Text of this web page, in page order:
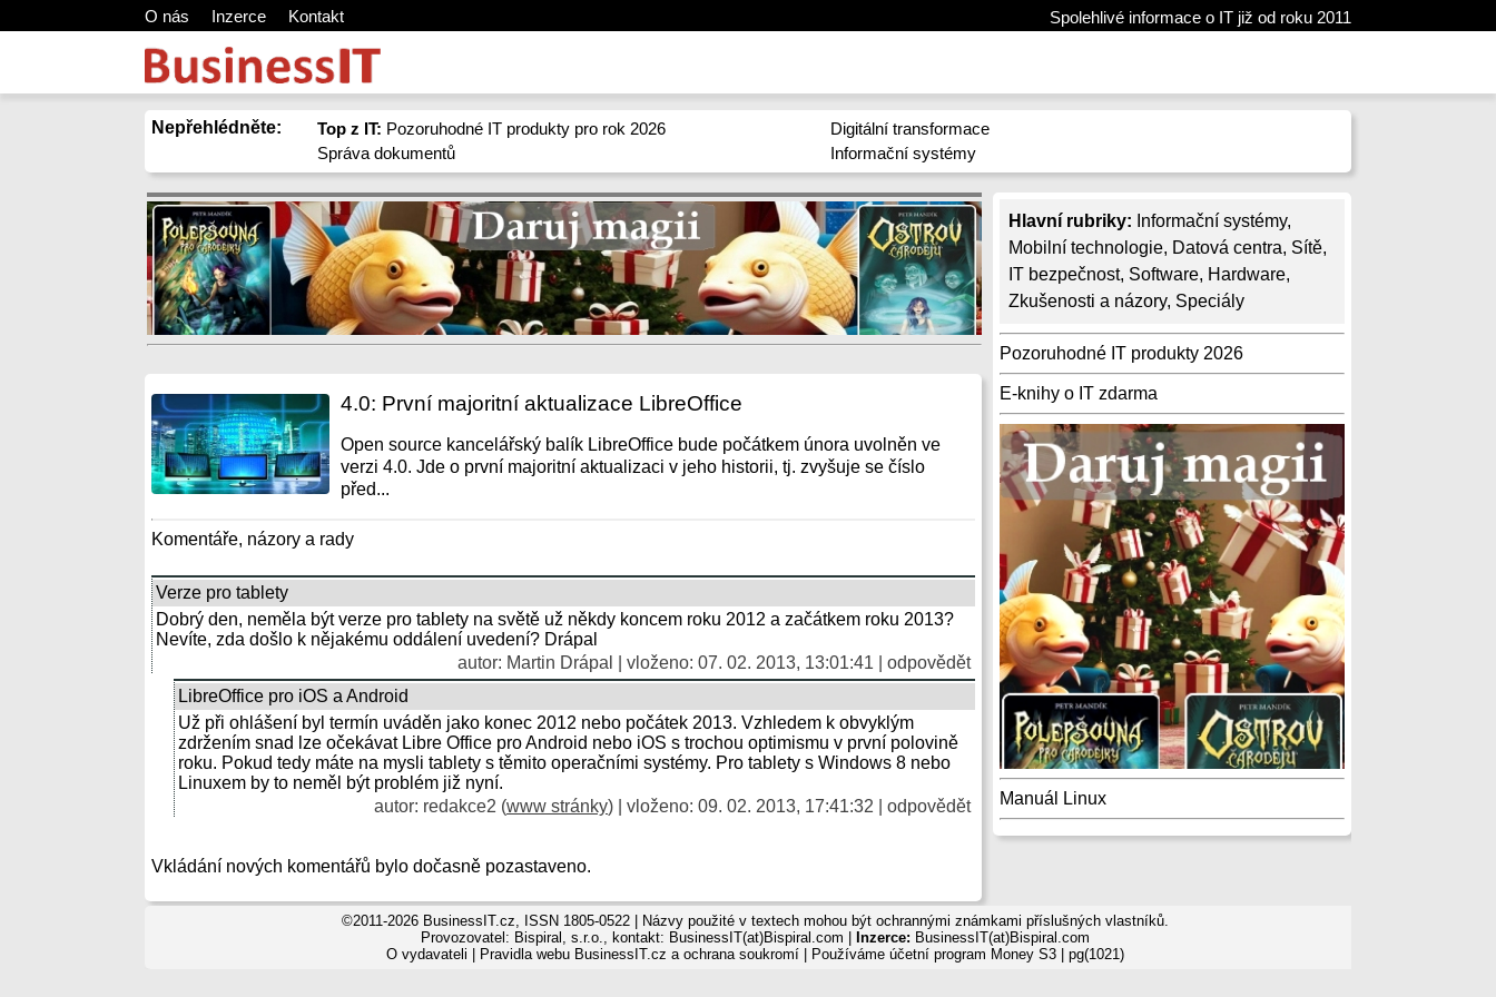
O nás Inzerce Kontakt Spolehlivé informace o IT již od roku 2011
Nepřehlédněte: Top z IT: Pozoruhodné IT produkty pro rok 2026
Správa dokumentů
Digitální transformace
Informační systémy
Hlavní rubriky: Informační systémy,
Mobilní technologie, Datová centra, Sítě,
IT bezpečnost, Software, Hardware,
Zkušenosti a názory, Speciály
Pozoruhodné IT produkty 2026
E-knihy o IT zdarma
Manuál Linux
4.0: První majoritní aktualizace LibreOffice
Open source kancelářský balík LibreOffice bude počátkem února uvolněn ve
verzi 4.0. Jde o první majoritní aktualizaci v jeho historii, tj. zvyšuje se číslo
před...
Komentáře, názory a rady
Verze pro tablety
Dobrý den, neměla být verze pro tablety na světě už někdy koncem roku 2012 a začátkem roku 2013?
Nevíte, zda došlo k nějakému oddálení uvedení? Drápal
autor: Martin Drápal | vloženo: 07. 02. 2013, 13:01:41 | odpovědět
LibreOffice pro iOS a Android
Už při ohlášení byl termín uváděn jako konec 2012 nebo počátek 2013. Vzhledem k obvyklým
zdržením snad lze očekávat Libre Office pro Android nebo iOS s trochou optimismu v první polovině
roku. Pokud tedy máte na mysli tablety s těmito operačními systémy. Pro tablety s Windows 8 nebo
Linuxem by to neměl být problém již nyní.
autor: redakce2 (www stránky) | vloženo: 09. 02. 2013, 17:41:32 | odpovědět
Vkládání nových komentářů bylo dočasně pozastaveno.
©2011-2026 BusinessIT.cz, ISSN 1805-0522 | Názvy použité v textech mohou být ochrannými známkami příslušných vlastníků.
Provozovatel: Bispiral, s.r.o., kontakt: BusinessIT(at)Bispiral.com |
Inzerce: BusinessIT(at)Bispiral.com
O vydavateli
Pravidla webu BusinessIT.cz a ochrana soukromí| Používáme účetní program Money S3| pg(1021)